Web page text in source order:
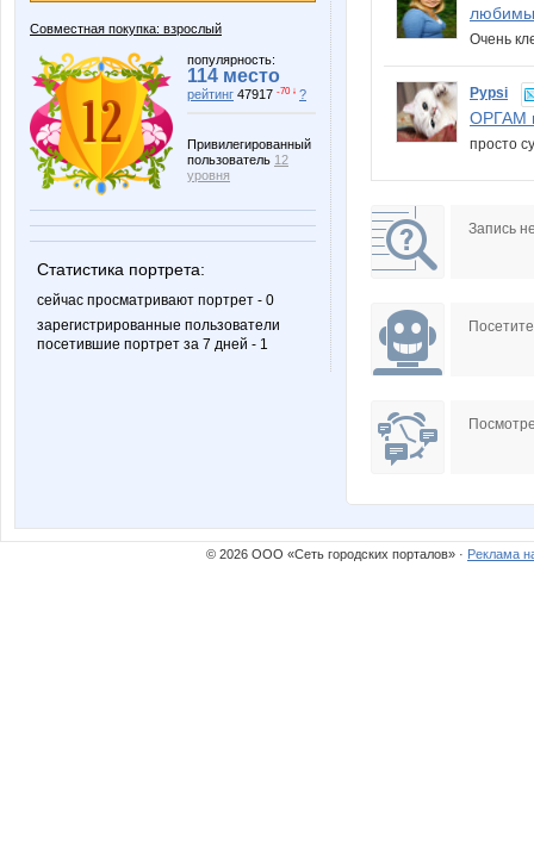
Совместная покупка: взрослый
популярность:
114 место
рейтинг 47917 -70 ↓ ?
Привилегированный
пользователь 12
уровня
Статистика портрета:
сейчас просматривают портрет - 0
зарегистрированные пользователи
посетившие портрет за 7 дней - 1
Очень
Pypsi
ОРГАМ
просто
Запись
© 2026 ООО «Сеть городских порталов» · Реклама